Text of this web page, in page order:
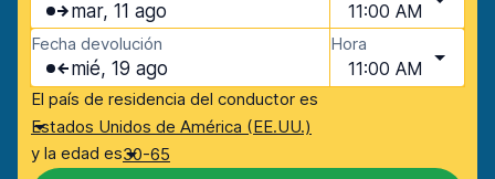
mar, 11 ago 11:00 AM
Fecha devolución
mié, 19 ago
Hora
11:00 AM
El país de residencia del conductor es
Estados Unidos de América (EE.UU.)
y la edad es30-65